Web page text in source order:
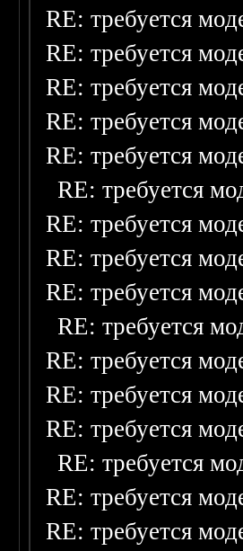
RE: требуется
RE: требуется
RE: требуется
RE: требуется
RE: требуется
RE: требуется
RE: требуется
RE: требуется
RE: требуется
RE: требуется
RE: требуется
RE: требуется
RE: требуется
RE: требуется
RE: требуется
RE: требуется